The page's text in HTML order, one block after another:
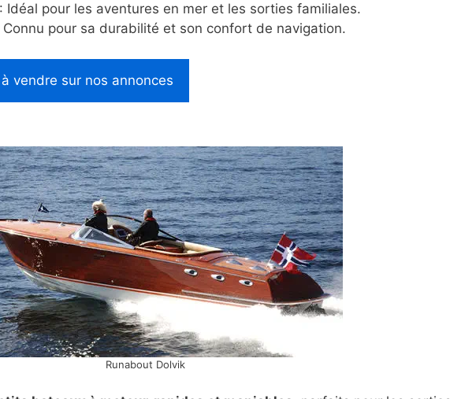
: Idéal pour les aventures en mer et les sorties familiales.
Connu pour sa durabilité et son confort de navigation.
vendre sur nos annonces
Runabout Dolvik